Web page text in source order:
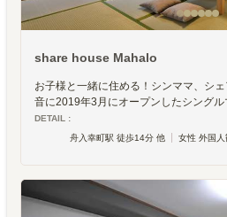
share house Mahalo
お子様と一緒に住める！シンママ、シ
音に2019年3月にオープンしたシングル
DETAIL :
舟入幸町駅 徒歩14分 他
女性 外国人